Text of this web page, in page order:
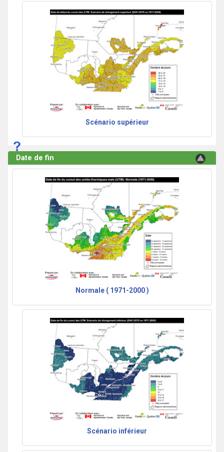
Scénario supérieur
Date de fin
Normale ( 1971-2000 )
Scénario inférieur